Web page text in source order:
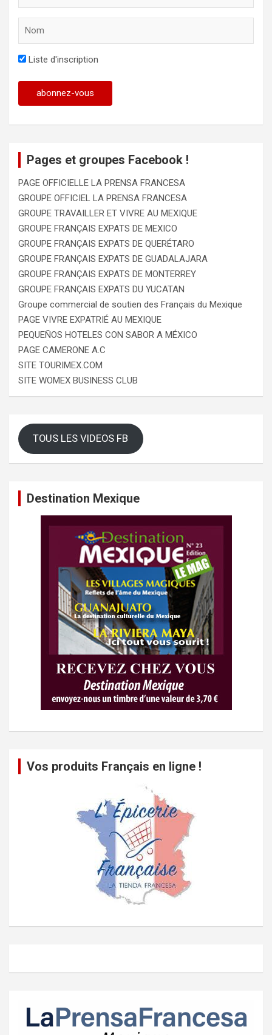
Liste d'inscription
Pages et groupes Facebook !
PAGE OFFICIELLE LA PRENSA FRANCESA
GROUPE OFFICIEL LA PRENSA FRANCESA
GROUPE TRAVAILLER ET VIVRE AU MEXIQUE
GROUPE FRANÇAIS EXPATS DE MEXICO
GROUPE FRANÇAIS EXPATS DE QUERÉTARO
GROUPE FRANÇAIS EXPATS DE GUADALAJARA
GROUPE FRANÇAIS EXPATS DE MONTERREY
GROUPE FRANÇAIS EXPATS DU YUCATAN
Groupe commercial de soutien des Français du Mexique
PAGE VIVRE EXPATRIÉ AU MEXIQUE
PEQUEÑOS HOTELES CON SABOR A MÉXICO
PAGE CAMERONE A.C
SITE TOURIMEX.COM
SITE WOMEX BUSINESS CLUB
TOUS LES VIDEOS FB
Destination Mexique
Vos produits Français en ligne !